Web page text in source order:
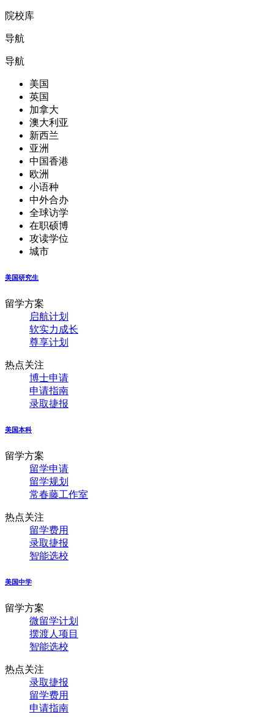
院校库
导航
导航
美国
英国
加拿大
澳大利亚
新西兰
亚洲
中国香港
欧洲
小语种
中外合办
全球访学
在职硕博
攻读学位
城市
美国研究生
留学方案
启航计划
软实力成长
尊享计划
热点关注
博士申请
申请指南
录取捷报
美国本科
留学方案
留学申请
留学规划
常春藤工作室
热点关注
留学费用
录取捷报
智能选校
美国中学
留学方案
微留学计划
摆渡人项目
智能选校
热点关注
录取捷报
留学费用
申请指南